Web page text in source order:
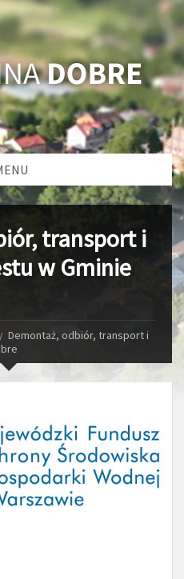
transport i
w Gminie
Demontaż, odbiór, transport i